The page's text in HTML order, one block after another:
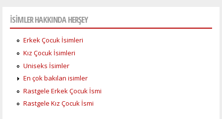
İSİMLER HAKKINDA HERŞEY
Erkek Çocuk İsimleri
Kız Çocuk İsimleri
Uniseks İsimler
En çok bakılan isimler
Rastgele Erkek Çocuk İsmi
Rastgele Kız Çocuk İsmi